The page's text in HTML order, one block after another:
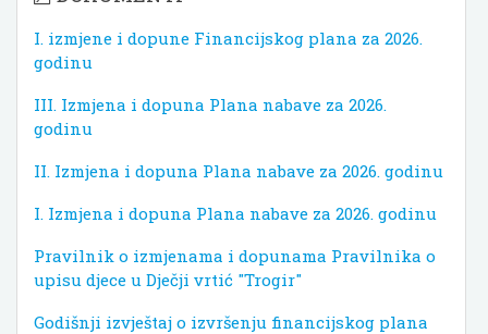
I. izmjene i dopune Financijskog plana za 2026.
godinu
III. Izmjena i dopuna Plana nabave za 2026.
godinu
II. Izmjena i dopuna Plana nabave za 2026. godinu
I. Izmjena i dopuna Plana nabave za 2026. godinu
Pravilnik o izmjenama i dopunama Pravilnika o
upisu djece u Dječji vrtić "Trogir"
Godišnji izvještaj o izvršenju financijskog plana